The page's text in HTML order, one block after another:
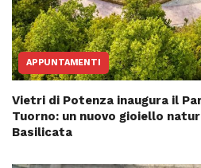
APPUNTAMENTI
Vietri di Potenza inaugura il
Tuorno: un nuovo gioiello
Basilicata